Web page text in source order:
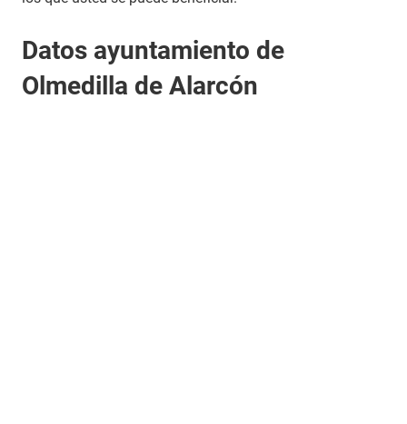
Datos ayuntamiento de
Olmedilla de Alarcón